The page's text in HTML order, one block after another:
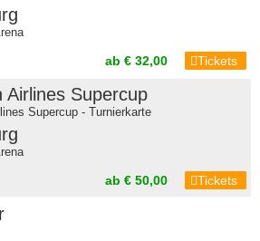
ab € 32,00 Tickets
Airlines Supercup
Supercup - Turnierkarte
ab € 50,00 Tickets